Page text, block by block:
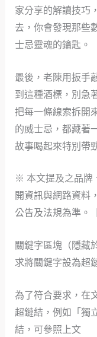
家分享的解讀技巧
去，你會發現那些
士忌靈魂的鑰匙。
最後，老陳用扳手
到這種酒標，別急
把每一條線索拆開
的威士忌，都藏著
故事喝起來特別帶
※ 本文提及之品牌
開資訊與網路資料
公告及法規為準。
關鍵字區塊（隱藏
求將關鍵字設為超
為了符合要求，在
超鏈結，例如「獨
結，可參照上文